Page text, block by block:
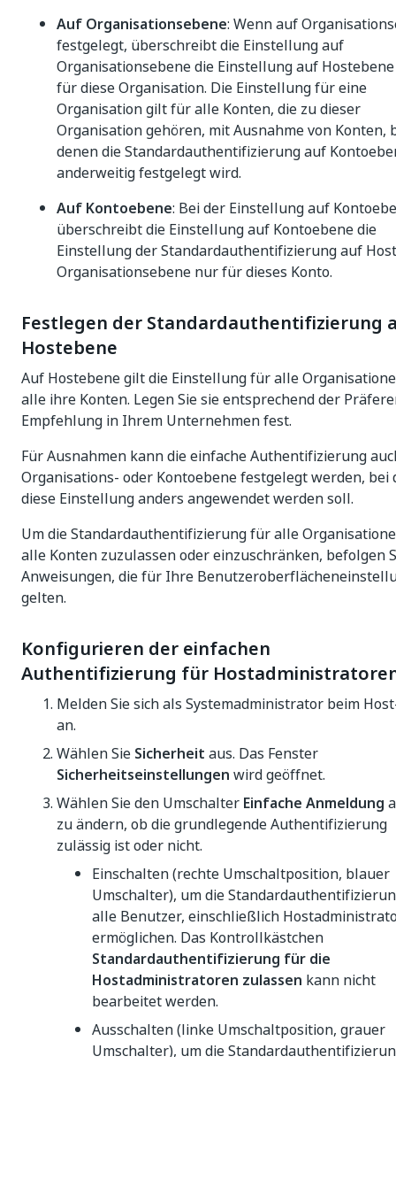
Auf Organisationsebene: Wenn auf
festgelegt, überschreibt die Einstellung auf
Organisationsebene die Einstellung auf
für diese Organisation. Die Einstellung für eine
Organisation gilt für alle Konten, die zu dieser
Organisation gehören, mit Ausnahme von Konten,
denen die Standardauthentifizierung auf
anderweitig festgelegt wird.
Auf Kontoebene: Bei der Einstellung auf
überschreibt die Einstellung auf Kontoebene die
Einstellung der Standardauthentifizierung auf
Organisationsebene nur für dieses Konto.
Festlegen der Standardauthentifizierung
Hostebene
Auf Hostebene gilt die Einstellung für alle
alle ihre Konten. Legen Sie sie entsprechend der
Empfehlung in Ihrem Unternehmen fest.
Für Ausnahmen kann die einfache Authentifizierung
Organisations- oder Kontoebene festgelegt werden, bei
diese Einstellung anders angewendet werden soll.
Um die Standardauthentifizierung für alle
alle Konten zuzulassen oder einzuschränken, befolgen
Anweisungen, die für Ihre
gelten.
Konfigurieren der einfachen
Authentifizierung für
Melden Sie sich als Systemadministrator beim
an.
Wählen Sie Sicherheit aus. Das Fenster
Sicherheitseinstellungen wird geöffnet.
Wählen Sie den Umschalter Einfache Anmeldung
zu ändern, ob die grundlegende Authentifizierung
zulässig ist oder nicht.
Einschalten (rechte Umschaltposition, blauer
Umschalter), um die
alle Benutzer, einschließlich
ermöglichen. Das Kontrollkästchen
Standardauthentifizierung für die
Hostadministratoren zulassen kann nicht
bearbeitet werden.
Ausschalten (linke Umschaltposition, grauer
Umschalter), um die